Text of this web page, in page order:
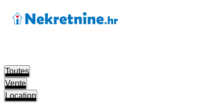
Toutes
Vente
Location